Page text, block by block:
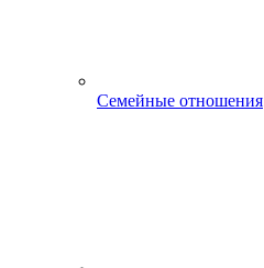
Семейные отношения